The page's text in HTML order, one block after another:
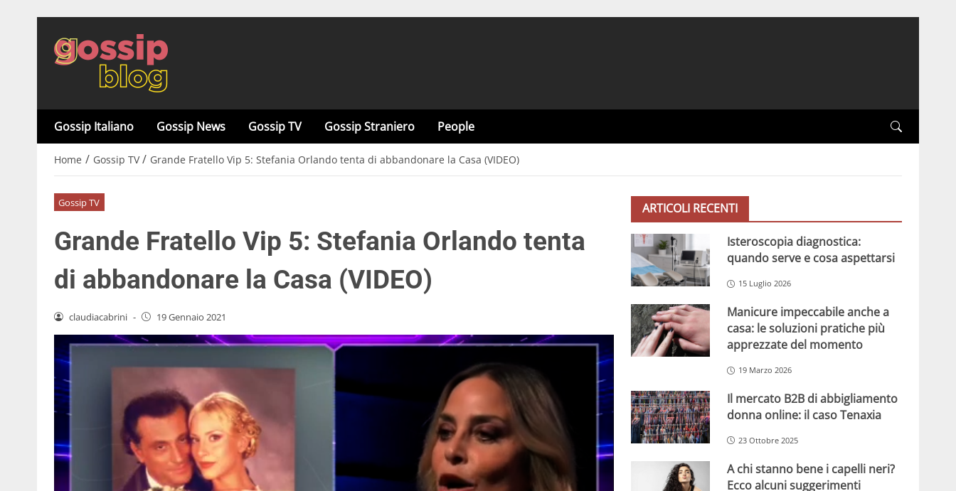
Gossip Italiano Gossip News Gossip TV Gossip Straniero People
Home / Gossip TV / Grande Fratello Vip 5: Stefania Orlando tenta di abbandonare la Casa (VIDEO)
Gossip TV
Grande Fratello Vip 5: Stefania Orlando tenta
di abbandonare la Casa (VIDEO)
claudiacabrini - 19 Gennaio 2021
ARTICOLI RECENTI
Isteroscopia diagnostica:
quando serve e cosa aspettarsi
15 Luglio 2026
Manicure impeccabile anche a
casa: le soluzioni pratiche più
apprezzate del momento
19 Marzo 2026
Il mercato B2B di abbigliamento
donna online: il caso Tenaxia
23 Ottobre 2025
A chi stanno bene i capelli neri?
Ecco alcuni suggerimenti